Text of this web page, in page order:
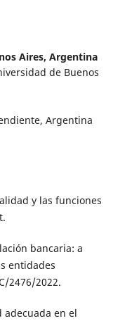
Aires, Argentina
de Buenos
Argentina
y las funciones
bancaria: a
entidades
2476/2022.
adecuada en el